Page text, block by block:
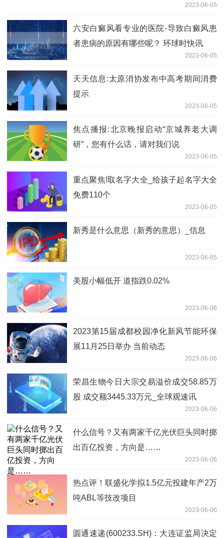
2023-06-05
六安白癜风看专业的医院-导致白癜风患
者患病的原因有哪些呢？ 环球时快讯
2023-06-05
天天信息:太原消协发布中高考期间消费
提示
2023-06-05
焦点播报:北京晚报启动“京城养老大调
研”，您有什么话，请对我们说
2023-06-05
重点聚焦!取名字大全_给孩子起名字大全
免费110个
2023-06-05
新秀是什么意思（新秀的意思）_信息
2023-06-05
美股小幅低开 道指跌0.02%
2023-06-06
2023第15届成都校园净化新风节能环保
展11月25日举办 当前动态
2023-06-06
荣昌生物今日大宗交易溢价成交58.85万
股 成交额3445.33万元_全球观速讯
2023-06-06
什么信号？又有两家千亿光伏巨头同时掷
出百亿投资，方向是……
2023-06-06
热点评！联盛化学拟1.5亿元投建年产2万
吨ABL等技改项目
2023-06-06
圆通速递(600233.SH)：大连证监局决定